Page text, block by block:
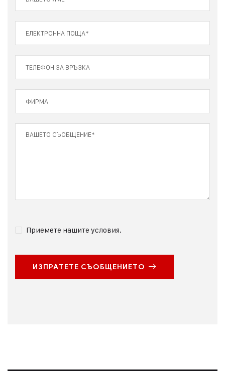
Приемете нашите условия.
ИЗПРАТЕТЕ СЪОБЩЕНИЕТО